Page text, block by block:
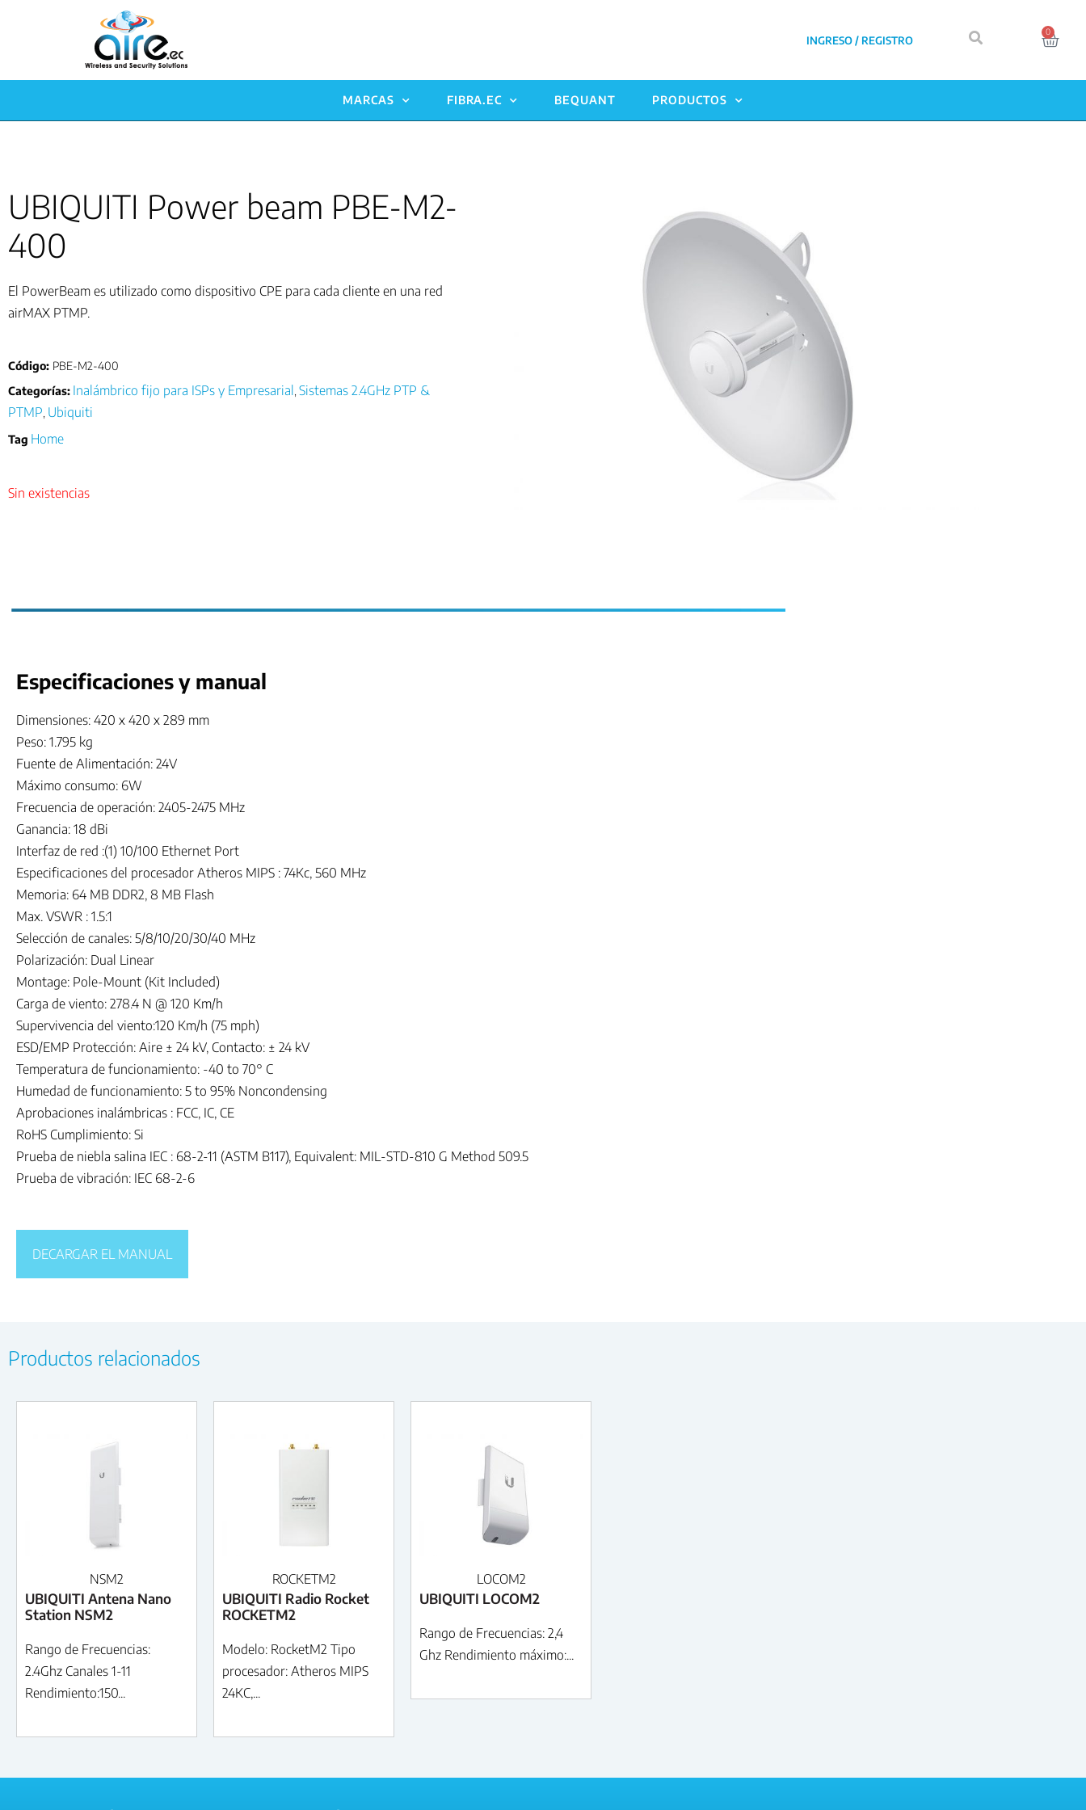
INGRESO / REGISTRO
0
MARCAS FIBRA.EC BEQUANT PRODUCTOS
UBIQUITI Power beam PBE-M2-
400
El PowerBeam es utilizado como dispositivo CPE para cada cliente en una red
airMAX PTMP.
Código: PBE-M2-400
Categorías: Inalámbrico fijo para ISPs y Empresarial Sistemas 2.4GHz PTP &
PTMP Ubiquiti
Tag Home
Sin existencias
Especificaciones y manual
Dimensiones: 420 x 420 x 289 mm
Peso: 1.795 kg
Fuente de Alimentación: 24V
Máximo consumo: 6W
Frecuencia de operación: 2405-2475 MHz
Ganancia: 18 dBi
Interfaz de red :(1) 10/100 Ethernet Port
Especificaciones del procesador Atheros MIPS : 74Kc, 560 MHz
Memoria: 64 MB DDR2, 8 MB Flash
Max. VSWR : 1.5:1
Selección de canales: 5/8/10/20/30/40 MHz
Polarización: Dual Linear
Montage: Pole-Mount (Kit Included)
Carga de viento: 278.4 N @ 120 Km/h
Supervivencia del viento:120 Km/h (75 mph)
ESD/EMP Protección: Aire ± 24 kV, Contacto: ± 24 kV
Temperatura de funcionamiento: -40 to 70° C
Humedad de funcionamiento: 5 to 95% Noncondensing
Aprobaciones inalámbricas : FCC, IC, CE
RoHS Cumplimiento: Si
Prueba de niebla salina IEC : 68-2-11 (ASTM B117), Equivalent: MIL-STD-810 G Method 509.5
Prueba de vibración: IEC 68-2-6
DECARGAR EL MANUAL
Productos relacionados
NSM2
UBIQUITI Antena Nano
Station NSM2
Rango de Frecuencias:
2.4Ghz Canales 1-11
Rendimiento:150...
ROCKETM2
UBIQUITI Radio Rocket
ROCKETM2
Modelo: RocketM2 Tipo
procesador: Atheros MIPS
24KC,...
LOCOM2
UBIQUITI LOCOM2
Rango de Frecuencias: 2,4
Ghz Rendimiento máximo:...